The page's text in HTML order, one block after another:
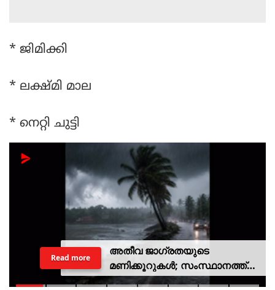
* ജിമിക്കി
* ലക്ഷ്മി മാല
* നെറ്റി ചുട്ടി
പത്തനംതിട്ടയില്‍ പത്താം
ക്ലാസ് വിദ്യാര്‍ത്ഥിനി
ലൈംഗിക പീഡനത്തിനിരയായി;
Read more